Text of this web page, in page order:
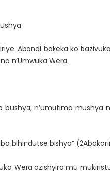
Abandi bakeka ko
n’Umwuka Wera.
n’umutima mushya
bihindutse bishya”
Wera azishyira mu